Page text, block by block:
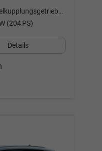
Doppelkupplungsgetriebe (DSG)
(204 PS)
Details